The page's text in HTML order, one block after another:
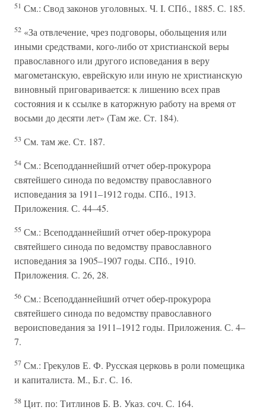
51 См.: Свод законов уголовных. Ч. I. СПб., 1885. С. 185.
52 «За отвлечение, чрез подговоры, обольщения или
иными средствами, кого-либо от христианской веры
православного или другого исповедания в веру
магометанскую, еврейскую или иную не христианскую
виновный приговаривается: к лишению всех прав
состояния и к ссылке в каторжную работу на время от
восьми до десяти лет» (Там же. Ст. 184).
53 См. там же. Ст. 187.
54 См.: Всеподданнейший отчет обер-прокурора
святейшего синода по ведомству православного
исповедания за 1911–1912 годы. СПб., 1913.
Приложения. С. 44–45.
55 См.: Всеподданнейший отчет обер-прокурора
святейшего синода по ведомству православного
исповедания за 1905–1907 годы. СПб., 1910.
Приложения. С. 26, 28.
56 См.: Всеподданнейший отчет обер-прокурора
святейшего синода по ведомству православного
вероисповедания за 1911–1912 годы. Приложения. С. 4–
7.
57 См.: Грекулов Е. Ф. Русская церковь в роли помещика
и капиталиста. М., Б.г. С. 16.
58 Цит. по: Титлинов Б. В. Указ. соч. С. 164.